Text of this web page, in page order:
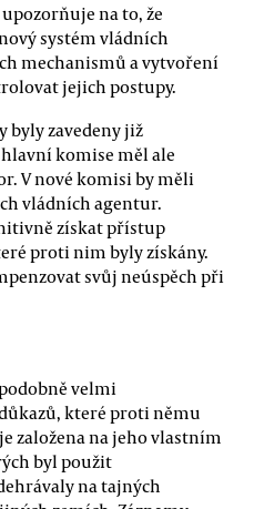
na to, že
systém vládních
mechanismů a vytvoření
jejich postupy.
byly zavedeny již
komise měl ale
V nové komisi by měli
vládních agentur.
získat přístup
proti nim byly získány.
svůj neúspěch při
velmi
které proti němu
založena na jeho vlastním
byl použit
na tajných